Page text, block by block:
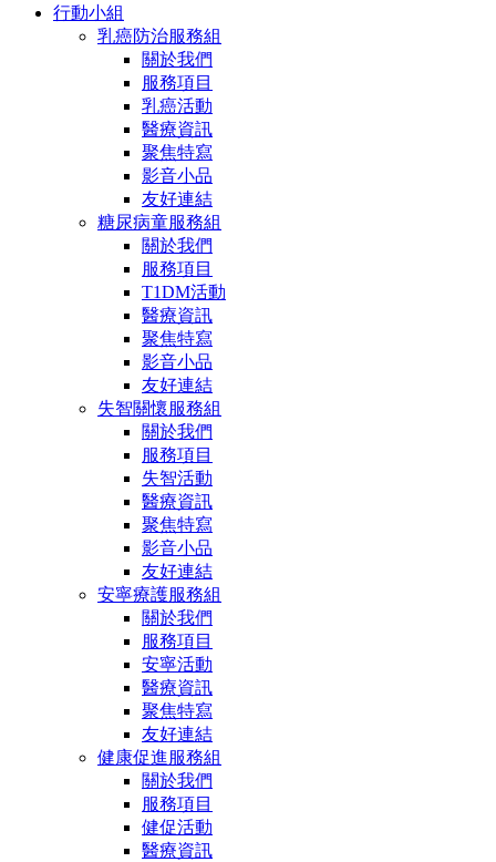
行動小組
乳癌防治服務組
關於我們
服務項目
乳癌活動
醫療資訊
聚焦特寫
影音小品
友好連結
糖尿病童服務組
關於我們
服務項目
T1DM活動
醫療資訊
聚焦特寫
影音小品
友好連結
失智關懷服務組
關於我們
服務項目
失智活動
醫療資訊
聚焦特寫
影音小品
友好連結
安寧療護服務組
關於我們
服務項目
安寧活動
醫療資訊
聚焦特寫
友好連結
健康促進服務組
關於我們
服務項目
健促活動
醫療資訊